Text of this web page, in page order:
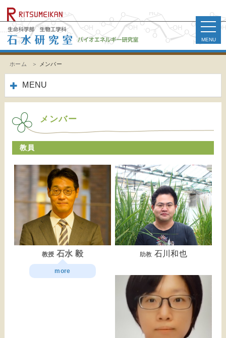
toggle
ホーム メンバー
MENU
メンバー
教員
教授 石水 毅
more
助教 石川和也